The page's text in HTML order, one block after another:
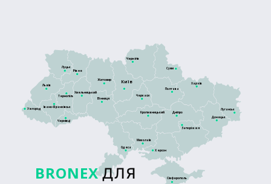
BRONEX ДЛЯ
Сімферополь
Луцьк
Київ
Житомир
Тернопіль
Рівне
Львів
Дніпро
Кропивницький
Харків
Полтава
Черкаси
Суми
Чернігів
Запоріжжя
Херсон
Донецьк
Луганськ
Ужгород
Чернівці
Вінниця
Хмельницький
Івано-Франківськ
Миколаїв
Одеса